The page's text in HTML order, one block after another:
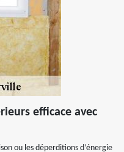
efficace avec
ou les déperditions d’énergie